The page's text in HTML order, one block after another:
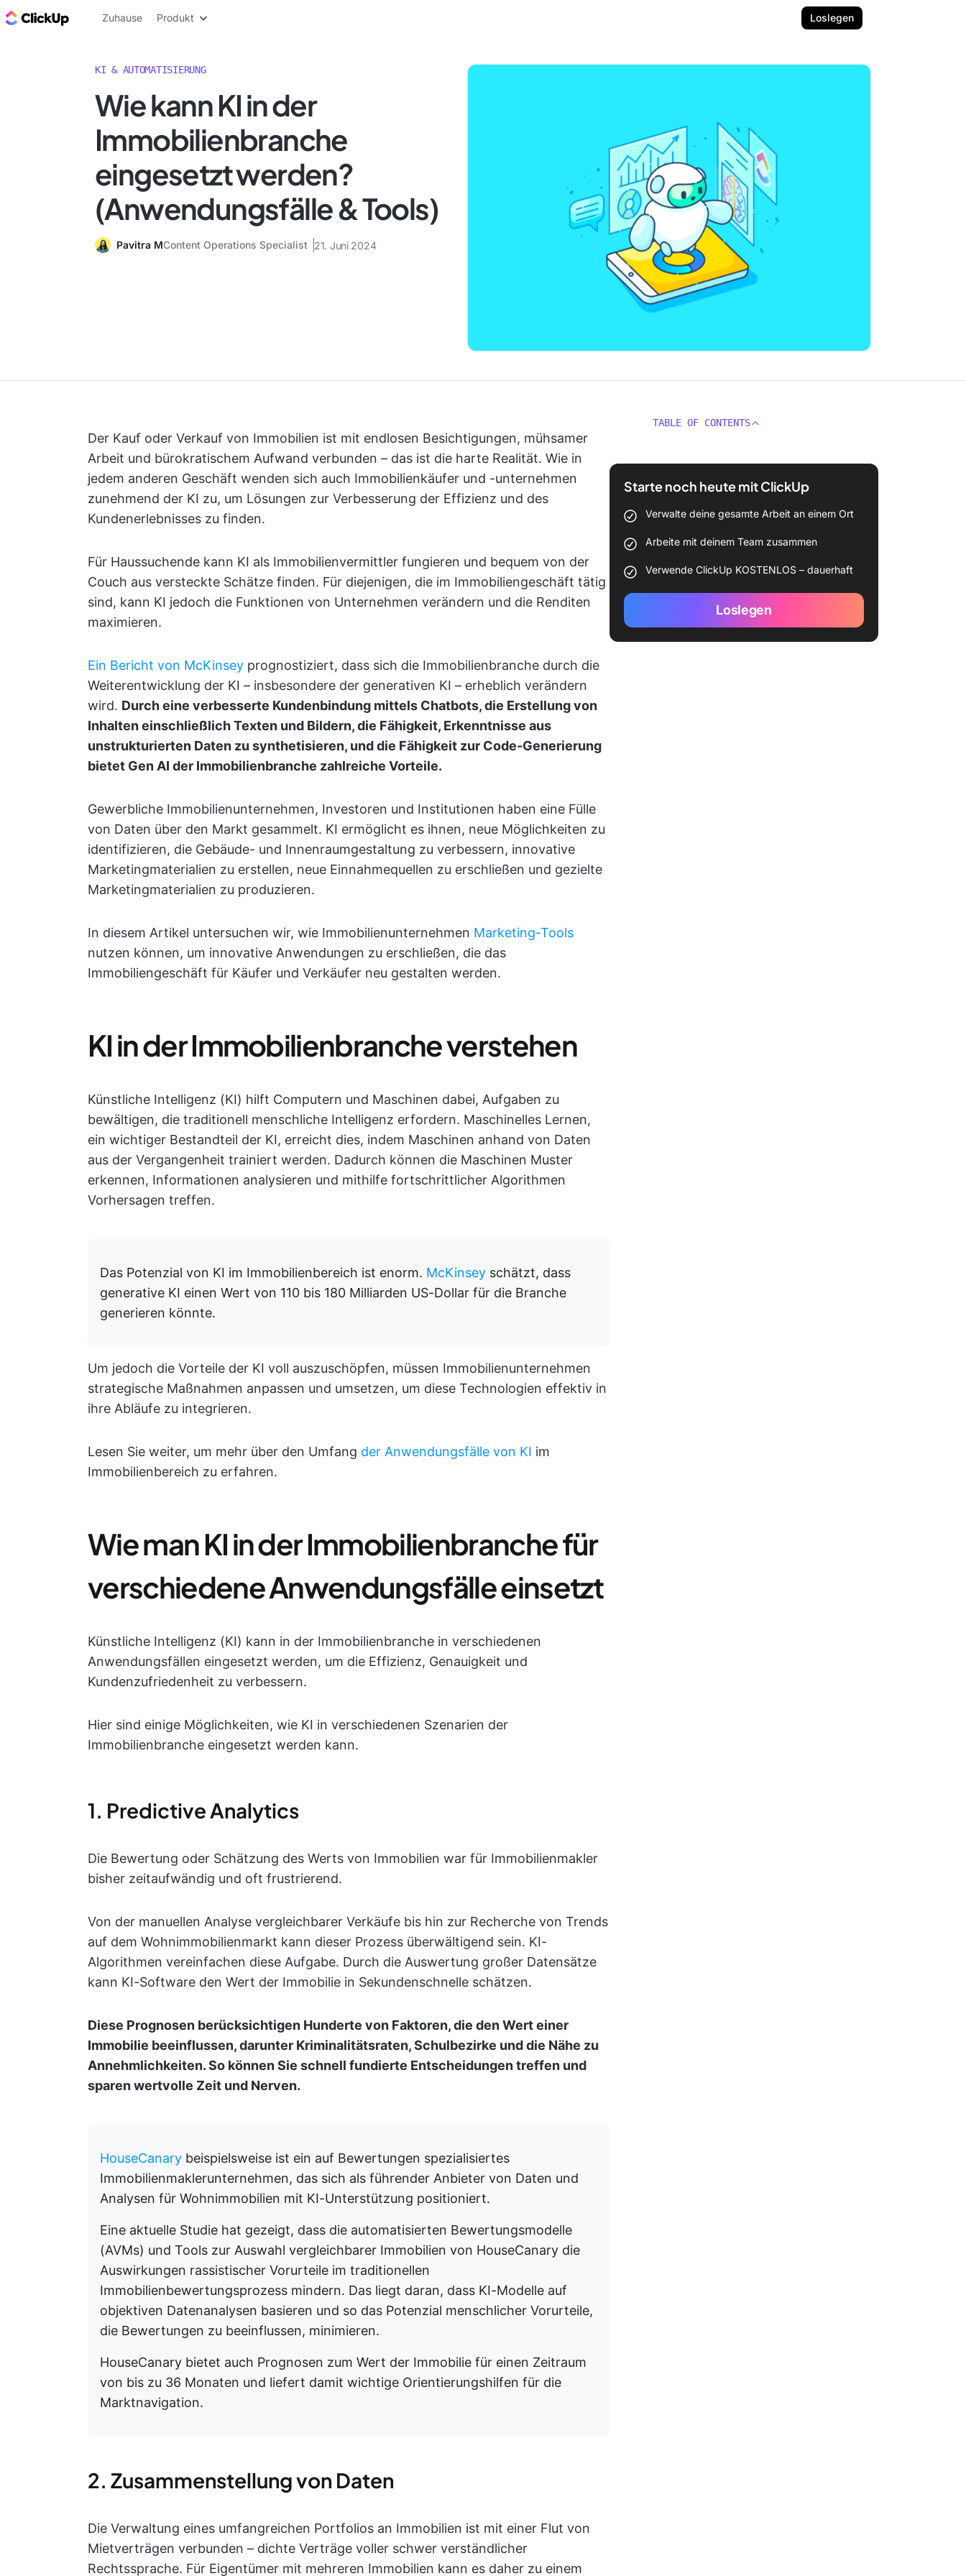
ClickUp Blog
Zuhause Produkt Loslegen
KI & AUTOMATISIERUNG
Wie kann KI in der
Immobilienbranche
eingesetzt werden?
(Anwendungsfälle & Tools)
Pavitra MContent Operations Specialist 21. Juni 2024
Der Kauf oder Verkauf von Immobilien ist mit endlosen Besichtigungen, mühsamer
Arbeit und bürokratischem Aufwand verbunden – das ist die harte Realität. Wie in
jedem anderen Geschäft wenden sich auch Immobilienkäufer und -unternehmen
zunehmend der KI zu, um Lösungen zur Verbesserung der Effizienz und des
Kundenerlebnisses zu finden.
Für Haussuchende kann KI als Immobilienvermittler fungieren und bequem von der
Couch aus versteckte Schätze finden. Für diejenigen, die im Immobiliengeschäft tätig
sind, kann KI jedoch die Funktionen von Unternehmen verändern und die Renditen
maximieren.
Ein Bericht von McKinsey prognostiziert, dass sich die Immobilienbranche durch die
Weiterentwicklung der KI – insbesondere der generativen KI – erheblich verändern
wird. Durch eine verbesserte Kundenbindung mittels Chatbots, die Erstellung von
Inhalten einschließlich Texten und Bildern, die Fähigkeit, Erkenntnisse aus
unstrukturierten Daten zu synthetisieren, und die Fähigkeit zur Code-Generierung
bietet Gen AI der Immobilienbranche zahlreiche Vorteile.
Gewerbliche Immobilienunternehmen, Investoren und Institutionen haben eine Fülle
von Daten über den Markt gesammelt. KI ermöglicht es ihnen, neue Möglichkeiten zu
identifizieren, die Gebäude- und Innenraumgestaltung zu verbessern, innovative
Marketingmaterialien zu erstellen, neue Einnahmequellen zu erschließen und gezielte
Marketingmaterialien zu produzieren.
In diesem Artikel untersuchen wir, wie Immobilienunternehmen Marketing-Tools
nutzen können, um innovative Anwendungen zu erschließen, die das
Immobiliengeschäft für Käufer und Verkäufer neu gestalten werden.
KI in der Immobilienbranche verstehen
Künstliche Intelligenz (KI) hilft Computern und Maschinen dabei, Aufgaben zu
bewältigen, die traditionell menschliche Intelligenz erfordern. Maschinelles Lernen,
ein wichtiger Bestandteil der KI, erreicht dies, indem Maschinen anhand von Daten
aus der Vergangenheit trainiert werden. Dadurch können die Maschinen Muster
erkennen, Informationen analysieren und mithilfe fortschrittlicher Algorithmen
Vorhersagen treffen.
Das Potenzial von KI im Immobilienbereich ist enorm. McKinsey schätzt, dass
generative KI einen Wert von 110 bis 180 Milliarden US-Dollar für die Branche
generieren könnte.
Um jedoch die Vorteile der KI voll auszuschöpfen, müssen Immobilienunternehmen
strategische Maßnahmen anpassen und umsetzen, um diese Technologien effektiv in
ihre Abläufe zu integrieren.
Lesen Sie weiter, um mehr über den Umfang der Anwendungsfälle von KI im
Immobilienbereich zu erfahren.
Wie man KI in der Immobilienbranche für
verschiedene Anwendungsfälle einsetzt
Künstliche Intelligenz (KI) kann in der Immobilienbranche in verschiedenen
Anwendungsfällen eingesetzt werden, um die Effizienz, Genauigkeit und
Kundenzufriedenheit zu verbessern.
Hier sind einige Möglichkeiten, wie KI in verschiedenen Szenarien der
Immobilienbranche eingesetzt werden kann.
1. Predictive Analytics
Die Bewertung oder Schätzung des Werts von Immobilien war für Immobilienmakler
bisher zeitaufwändig und oft frustrierend.
Von der manuellen Analyse vergleichbarer Verkäufe bis hin zur Recherche von Trends
auf dem Wohnimmobilienmarkt kann dieser Prozess überwältigend sein. KI-
Algorithmen vereinfachen diese Aufgabe. Durch die Auswertung großer Datensätze
kann KI-Software den Wert der Immobilie in Sekundenschnelle schätzen.
Diese Prognosen berücksichtigen Hunderte von Faktoren, die den Wert einer
Immobilie beeinflussen, darunter Kriminalitätsraten, Schulbezirke und die Nähe zu
Annehmlichkeiten. So können Sie schnell fundierte Entscheidungen treffen und
sparen wertvolle Zeit und Nerven.
HouseCanary beispielsweise ist ein auf Bewertungen spezialisiertes
Immobilienmaklerunternehmen, das sich als führender Anbieter von Daten und
Analysen für Wohnimmobilien mit KI-Unterstützung positioniert.
Eine aktuelle Studie hat gezeigt, dass die automatisierten Bewertungsmodelle
(AVMs) und Tools zur Auswahl vergleichbarer Immobilien von HouseCanary die
Auswirkungen rassistischer Vorurteile im traditionellen
Immobilienbewertungsprozess mindern. Das liegt daran, dass KI-Modelle auf
objektiven Datenanalysen basieren und so das Potenzial menschlicher Vorurteile,
die Bewertungen zu beeinflussen, minimieren.
HouseCanary bietet auch Prognosen zum Wert der Immobilie für einen Zeitraum
von bis zu 36 Monaten und liefert damit wichtige Orientierungshilfen für die
Marktnavigation.
2. Zusammenstellung von Daten
Die Verwaltung eines umfangreichen Portfolios an Immobilien ist mit einer Flut von
Mietverträgen verbunden – dichte Verträge voller schwer verständlicher
Rechtssprache. Für Eigentümer mit mehreren Immobilien kann es daher zu einem
TABLE OF CONTENTS
Starte noch heute mit ClickUp
Verwalte deine gesamte Arbeit an einem Ort
Arbeite mit deinem Team zusammen
Verwende ClickUp KOSTENLOS – dauerhaft
Loslegen